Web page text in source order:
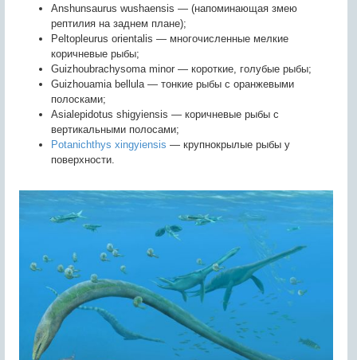
Anshunsaurus wushaensis — (напоминающая змею
рептилия на заднем плане);
Peltopleurus orientalis — многочисленные мелкие
коричневые рыбы;
Guizhoubrachysoma minor — короткие, голубые рыбы;
Guizhouamia bellula — тонкие рыбы с оранжевыми
полосками;
Asialepidotus shigyiensis — коричневые рыбы с
вертикальными полосами;
Potanichthys xingyiensis — крупнокрылые рыбы у
поверхности.